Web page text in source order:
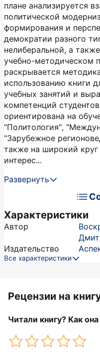
плане анализируется
политической
формирования и
демократии разного
нелиберальной, а
учебно-методическом
раскрывается
использованию книги
учебных занятий и
компетенций
ориентирована на
"Политология",
"Зарубежное
также на широкий
интерес...
Развернуть
Характеристики
Автор
Издательство
Все характеристики
Рецензии на
Читали книгу? Как